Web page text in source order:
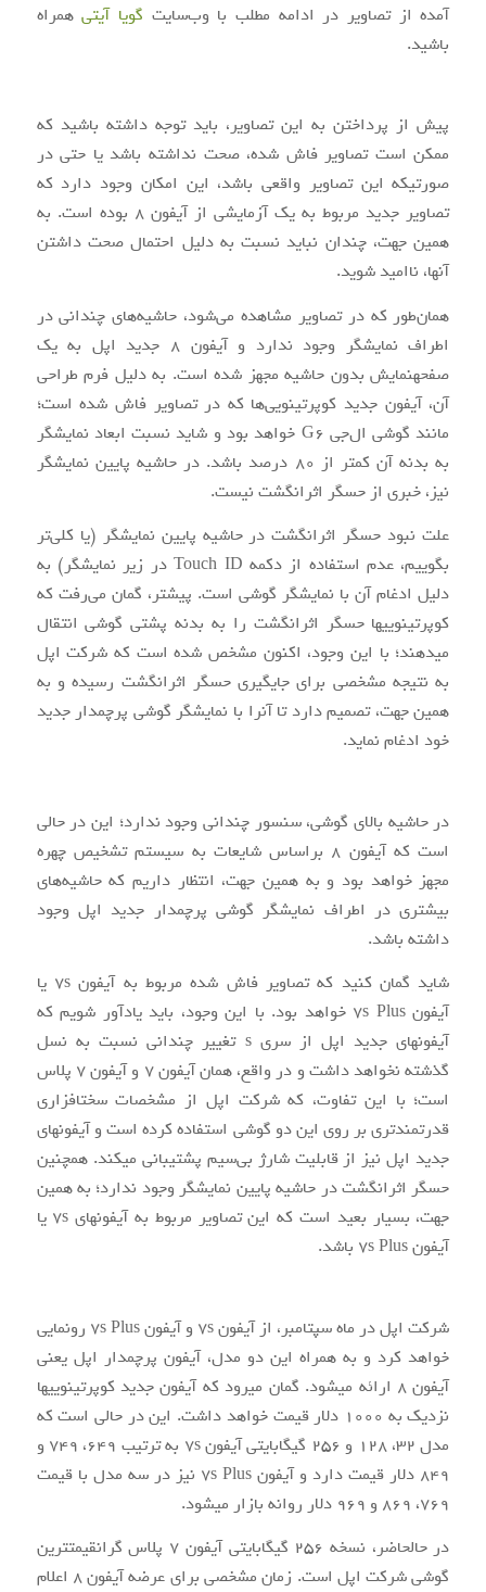
آمده از تصاویر در ادامه مطلب با وب‌سایت گویا آی‎تی
همراه
باشید.
پیش از پرداختن به این تصاویر، باید توجه داشته باشید که
ممکن است تصاویر فاش شده، صحت نداشته باشد یا حتی در
صورتی‎که این تصاویر واقعی باشد، این امکان وجود دارد که
تصاویر جدید مربوط به یک آزمایشی از آیفون ۸ بوده است. به
همین جهت، چندان نباید نسبت به دلیل احتمال صحت‎ داشتن
آن‏ها، ناامید شوید.
همان‌طور که در تصاویر مشاهده می‌شود، حاشیه‌های چندانی در
اطراف نمایشگر وجود ندارد و آیفون ۸ جدید اپل به یک
صفحه‎نمایش بدون حاشیه مجهز شده است. به دلیل فرم طراحی
آن، آیفون جدید کوپرتینویی‌ها که در تصاویر فاش شده است؛
مانند گوشی ال‌جی G6 خواهد بود و شاید نسبت ابعاد نمایشگر
به بدنه آن کم‏تر از ۸۰ درصد باشد. در حاشیه پایین نمایشگر
نیز، خبری از حسگر اثرانگشت نیست.
علت نبود حسگر اثرانگشت در حاشیه پایین نمایشگر (یا کلی‌تر
بگوییم، عدم استفاده از دکمه Touch ID در زیر نمایشگر) به
دلیل ادغام آن با نمایشگر گوشی است. پیش‎تر، گمان می‌رفت که
کوپرتینویی‎ها حسگر اثرانگشت را به بدنه پشتی گوشی انتقال
می‎دهند؛ با این وجود، اکنون مشخص شده است که شرکت اپل
به نتیجه مشخصی برای جای‎گیری حسگر اثرانگشت رسیده و به
همین جهت، تصمیم دارد تا آن‎را با نمایشگر گوشی پرچم‎دار جدید
خود ادغام نماید.
در حاشیه بالای گوشی، سنسور چندانی وجود ندارد؛ این در حالی
است که آیفون ۸ براساس شایعات به سیستم تشخیص چهره
مجهز خواهد بود و به همین جهت، انتظار داریم که حاشیه‌های
بیشتری در اطراف نمایشگر گوشی پرچم‎دار جدید اپل وجود
داشته باشد.
شاید گمان کنید که تصاویر فاش شده مربوط به آیفون ۷s یا
آیفون ۷s Plus خواهد بود. با این وجود، باید یادآور شویم که
آیفون‎های جدید اپل از سری s تغییر چندانی نسبت به نسل
گذشته نخواهد داشت و در واقع، همان آیفون ۷ و آیفون ۷ پلاس
است؛ با این تفاوت، که شرکت اپل از مشخصات سخت‎افزاری
قدرت‎مندتری بر روی این دو گوشی استفاده کرده است و آیفون‎های
جدید اپل نیز از قابلیت شارژ بی‌سیم پشتیبانی می‎کند. هم‏چنین
حسگر اثرانگشت در حاشیه پایین نمایشگر وجود ندارد؛ به همین
جهت، بسیار بعید است که این تصاویر مربوط به آیفون‎های ۷s یا
آیفون ۷s Plus باشد.
شرکت اپل در ماه سپتامبر، از آیفون ۷s و آیفون ۷s Plus رونمایی
خواهد کرد و به همراه این دو مدل، آیفون پرچم‏دار اپل یعنی
آیفون ۸ ارائه می‎شود. گمان می‏رود که آیفون جدید کوپرتینویی‏ها
نزدیک به ۱۰۰۰ دلار قیمت خواهد داشت. این در حالی است که
مدل ۳۲، ۱۲۸ و ۲۵۶ گیگابایتی آیفون ۷s به ترتیب ۶۴۹، ۷۴۹ و
۸۴۹ دلار قیمت دارد و آیفون ۷s Plus نیز در سه مدل با قیمت
۷۶۹، ۸۶۹ و ۹۶۹ دلار روانه بازار می‎شود.
در حال‎حاضر، نسخه ۲۵۶ گیگابایتی آیفون ۷ پلاس گران‎قیمت‎ترین
گوشی شرکت اپل است. زمان مشخصی برای عرضه آیفون ۸ اعلام